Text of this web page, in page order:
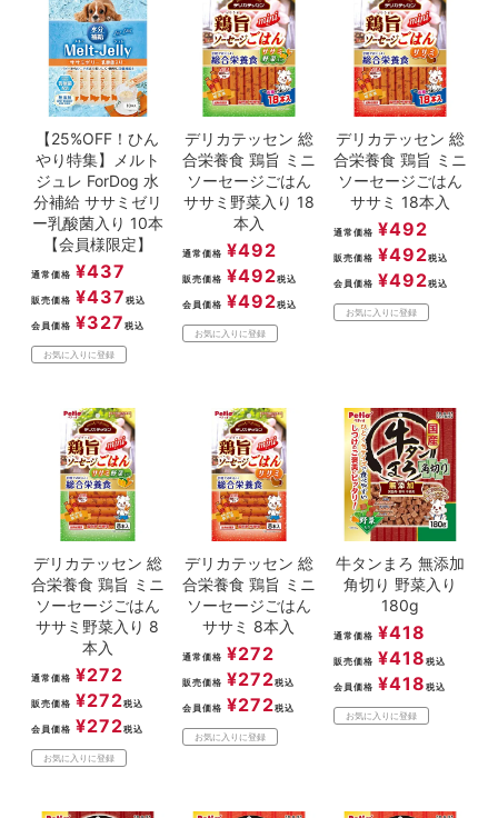
【25%OFF！ひん
やり特集】メルト
ジュレ ForDog 水
分補給 ササミゼリ
ー乳酸菌入り 10本
【会員様限定】
通常価格 ¥437
販売価格 ¥437 税込
会員価格 ¥327 税込
お気に入りに登録
デリカテッセン 総
合栄養食 鶏旨 ミニ
ソーセージごはん
ササミ野菜入り 18
本入
通常価格 ¥492
販売価格 ¥492税込
会員価格 ¥492税込
お気に入りに登録
デリカテッセン 総
合栄養食 鶏旨 ミニ
ソーセージごはん
ササミ 18本入
通常価格 ¥492
販売価格 ¥492税込
会員価格 ¥492税込
お気に入りに登録
デリカテッセン 総
合栄養食 鶏旨 ミニ
ソーセージごはん
ササミ野菜入り 8
本入
通常価格 ¥272
販売価格 ¥272税込
会員価格 ¥272税込
お気に入りに登録
デリカテッセン 総
合栄養食 鶏旨 ミニ
ソーセージごはん
ササミ 8本入
通常価格 ¥272
販売価格 ¥272税込
会員価格 ¥272税込
お気に入りに登録
牛タンまろ 無添加
角切り 野菜入り
180g
通常価格 ¥418
販売価格 ¥418 税込
会員価格 ¥418 税込
お気に入りに登録